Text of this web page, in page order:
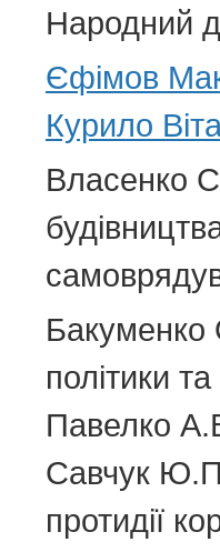
Народний
Єфімов
Курило
Власенко
Бакуменко
політики
Павелко
Савчук Ю.П.
протидії